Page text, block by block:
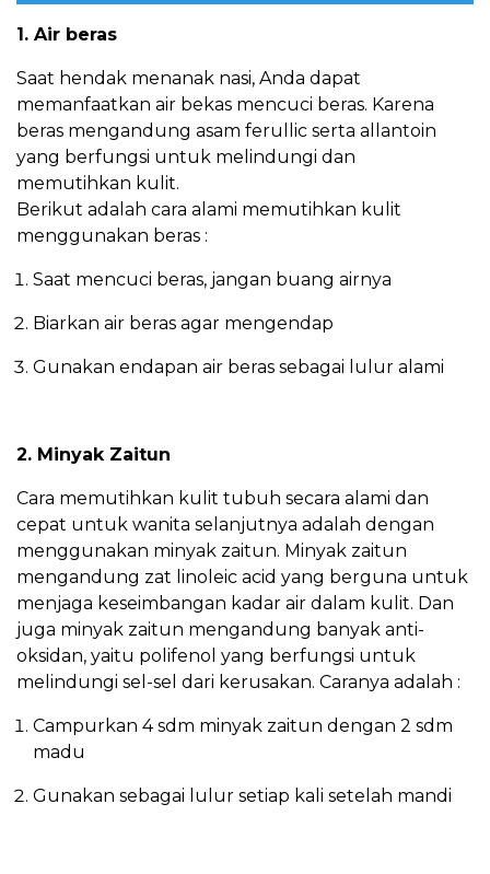
1. Air beras
Saat hendak menanak nasi, Anda dapat
memanfaatkan air bekas mencuci beras. Karena
beras mengandung asam ferullic serta allantoin
yang berfungsi untuk melindungi dan
memutihkan kulit.
Berikut adalah cara alami memutihkan kulit
menggunakan beras :
Saat mencuci beras, jangan buang airnya
Biarkan air beras agar mengendap
Gunakan endapan air beras sebagai lulur alami
2. Minyak Zaitun
Cara memutihkan kulit tubuh secara alami dan
cepat untuk wanita selanjutnya adalah dengan
menggunakan minyak zaitun. Minyak zaitun
mengandung zat linoleic acid yang berguna untuk
menjaga keseimbangan kadar air dalam kulit. Dan
juga minyak zaitun mengandung banyak anti-
oksidan, yaitu polifenol yang berfungsi untuk
melindungi sel-sel dari kerusakan. Caranya adalah :
Campurkan 4 sdm minyak zaitun dengan 2 sdm
madu
Gunakan sebagai lulur setiap kali setelah mandi